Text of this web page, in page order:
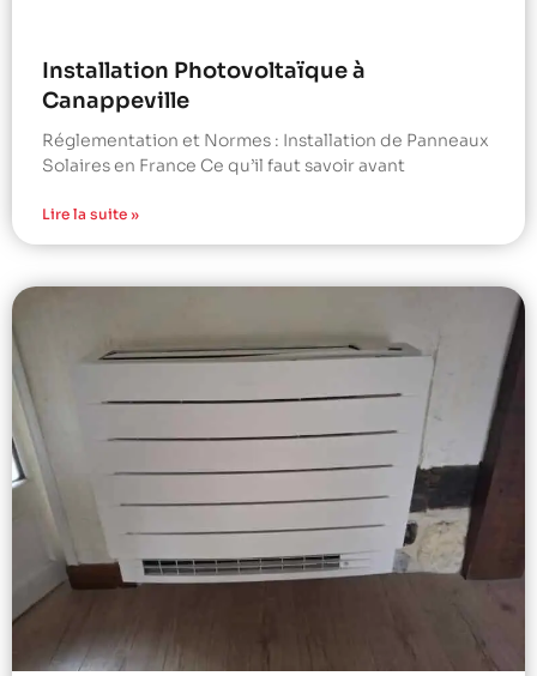
Installation Photovoltaïque à
Canappeville
Réglementation et Normes : Installation de Panneaux
Solaires en France Ce qu’il faut savoir avant
Lire la suite »